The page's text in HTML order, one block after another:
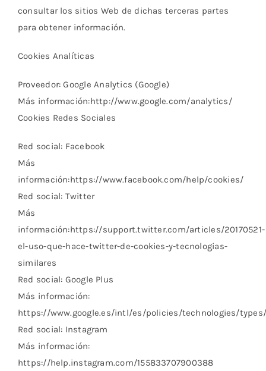
consultar los sitios Web de dichas terceras partes
para obtener información.
Cookies Analíticas
Proveedor: Google Analytics (Google)
Más información:http://www.google.com/analytics/
Cookies Redes Sociales
Red social: Facebook
Más
información:https://www.facebook.com/help/cookies/
Red social: Twitter
Más
información:https://support.twitter.com/articles/20170521-
el-uso-que-hace-twitter-de-cookies-y-tecnologias-
similares
Red social: Google Plus
Más información:
https://www.google.es/intl/es/policies/technologies/
Red social: Instagram
Más información:
https://help.instagram.com/155833707900388